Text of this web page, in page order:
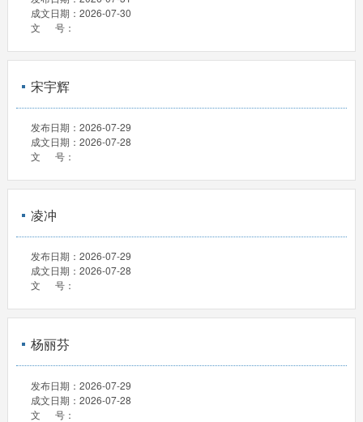
成文日期： 2026-07-30
文 号：
宋宇辉
发布日期： 2026-07-29
成文日期： 2026-07-28
文 号：
凌冲
发布日期： 2026-07-29
成文日期： 2026-07-28
文 号：
杨丽芬
发布日期： 2026-07-29
成文日期： 2026-07-28
文 号：